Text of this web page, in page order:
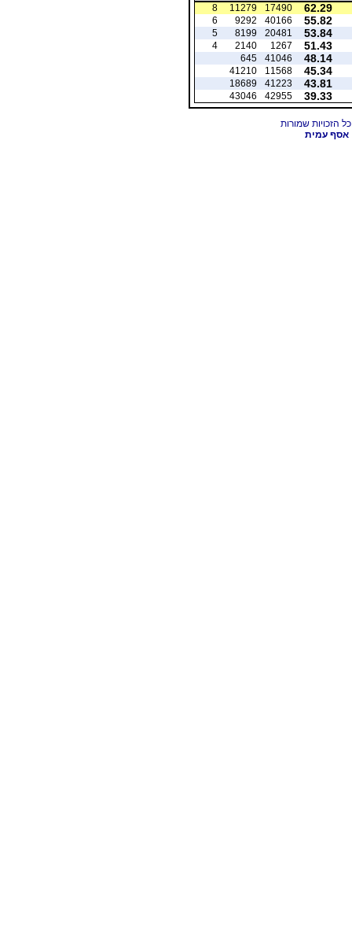
62.29
17490
11279
8
55.82
40166
9292
6
53.84
20481
8199
5
51.43
1267
2140
4
48.14
41046
645
45.34
11568
41210
43.81
41223
18689
39.33
42955
43046
אסף עמית